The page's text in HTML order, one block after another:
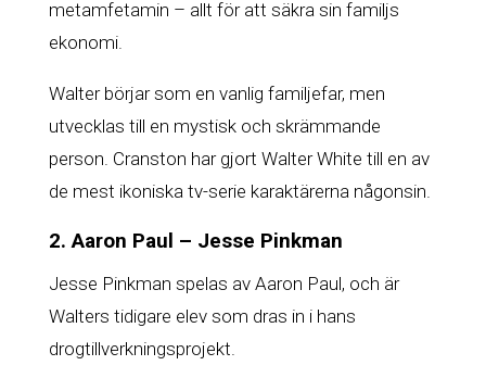
metamfetamin – allt för att säkra sin familjs
ekonomi.
Walter börjar som en vanlig familjefar, men
utvecklas till en mystisk och skrämmande
person. Cranston har gjort Walter White till en av
de mest ikoniska tv-serie karaktärerna någonsin.
2. Aaron Paul – Jesse Pinkman
Jesse Pinkman spelas av Aaron Paul, och är
Walters tidigare elev som dras in i hans
drogtillverkningsprojekt.